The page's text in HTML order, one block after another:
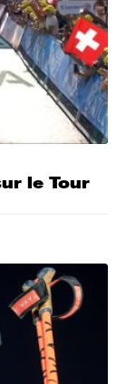
le Tour